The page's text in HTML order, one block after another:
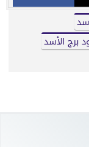
برج الأسد